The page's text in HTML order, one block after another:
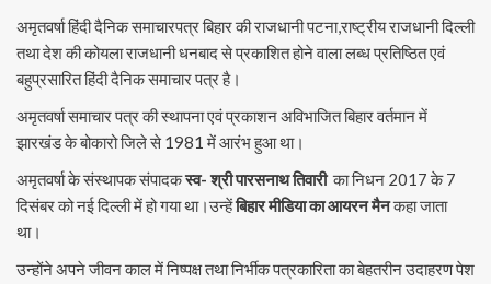
अमृतवर्षा हिंदी दैनिक समाचारपत्र बिहार की राजधानी पटना,राष्ट्रीय राजधानी दिल्ली
तथा देश की कोयला राजधानी धनबाद से प्रकाशित होने वाला लब्ध प्रतिष्ठित एवं
बहुप्रसारित हिंदी दैनिक समाचार पत्र है।
अमृतवर्षा समाचार पत्र की स्थापना एवं प्रकाशन अविभाजित बिहार वर्तमान में
झारखंड के बोकारो जिले से 1981 में आरंभ हुआ था।
अमृतवर्षा के संस्थापक संपादकस्व- श्री पारसनाथ तिवारीका निधन 2017 के 7
दिसंबर को नई दिल्ली में हो गया था।उन्हेंबिहार मीडिया का आयरन मैनकहा जाता
था।
उन्होंने अपने जीवन काल में निष्पक्ष तथा निर्भीक पत्रकारिता का बेहतरीन उदाहरण पेश